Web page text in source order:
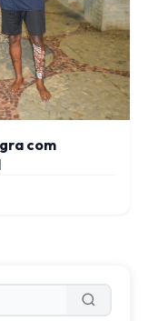
com